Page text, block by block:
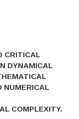
CRITICAL
DYNAMICAL
NUMERICAL
COMPLEXITY.